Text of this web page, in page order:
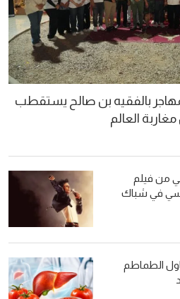
بالفقيه بن صالح يستقطب
من فيلم
في شباك
الطماطم